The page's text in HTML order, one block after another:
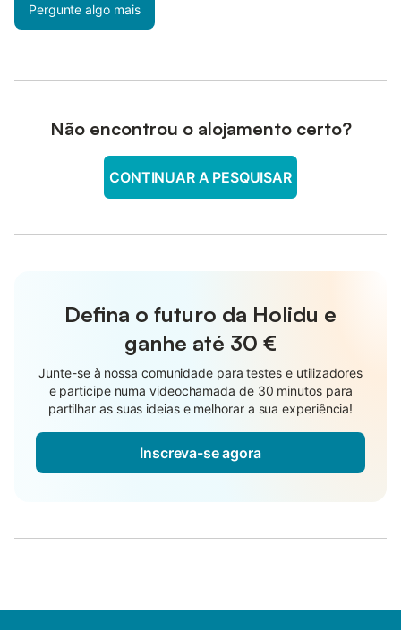
Pergunte algo mais
Não encontrou o alojamento certo?
CONTINUAR A PESQUISAR
Defina o futuro da Holidu e
ganhe até 30 €
Junte-se à nossa comunidade para testes e utilizadores
e participe numa videochamada de 30 minutos para
partilhar as suas ideias e melhorar a sua experiência!
Inscreva-se agora